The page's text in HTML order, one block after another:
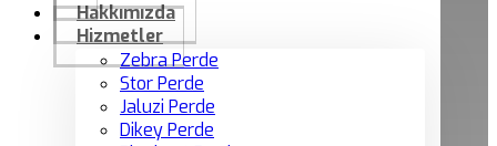
Hakkımızda
Hizmetler
Zebra Perde
Stor Perde
Jaluzi Perde
Dikey Perde